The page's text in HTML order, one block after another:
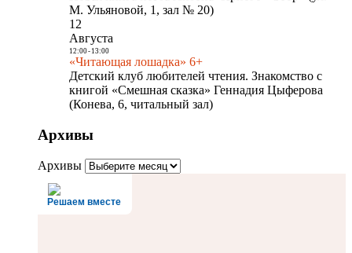
М. Ульяновой, 1, зал № 20)
12
Августа
12:00- 13:00
«Читающая лошадка» 6+
Детский клуб любителей чтения. Знакомство с
книгой «Смешная сказка» Геннадия Цыферова
(Конева, 6, читальный зал)
Архивы
Архивы
Решаем вместе